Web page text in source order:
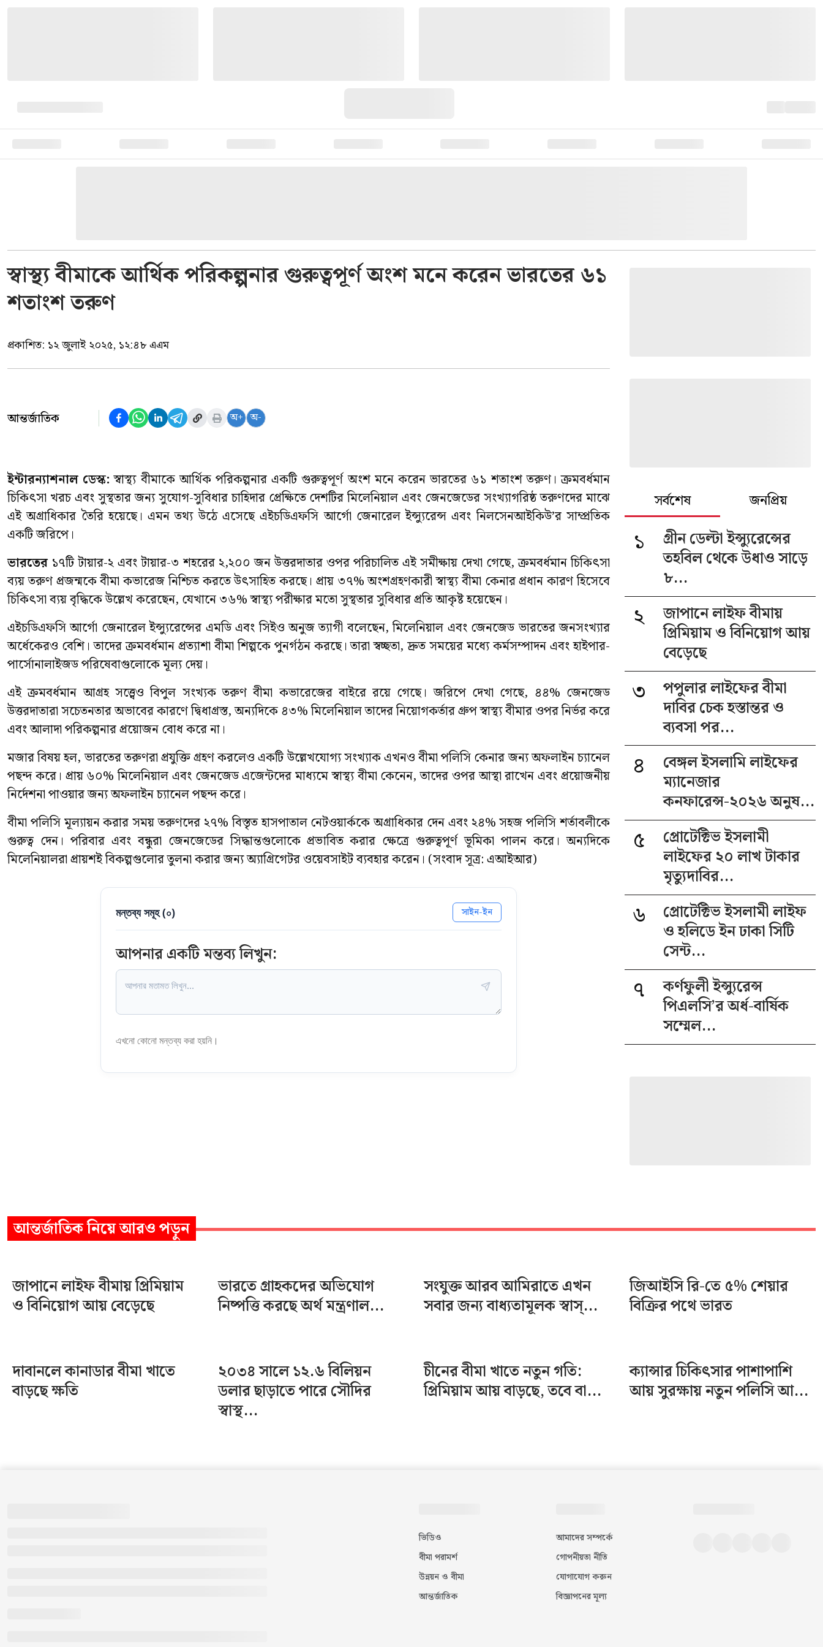
স্বাস্থ্য বীমাকে আর্থিক পরিকল্পনার গুরুত্বপূর্ণ অংশ মনে করেন ভারতের ৬১
শতাংশ তরুণ
প্রকাশিত: ১২ জুলাই ২০২৫, ১২:৪৮ এএম
আন্তর্জাতিক অ+ অ-
ইন্টারন্যাশনাল ডেস্ক:স্বাস্থ্য বীমাকে আর্থিক পরিকল্পনার একটি গুরুত্বপূর্ণ অংশ মনে করেন ভারতের ৬১ শতাংশ তরুণ। ক্রমবর্ধমান
চিকিৎসা খরচ এবং সুস্থতার জন্য সুযোগ-সুবিধার চাহিদার প্রেক্ষিতে দেশটির মিলেনিয়াল এবং জেনজেডের সংখ্যাগরিষ্ঠ তরুণদের মাঝে
এই অগ্রাধিকার তৈরি হয়েছে। এমন তথ্য উঠে এসেছে এইচডিএফসি আর্গো জেনারেল ইন্স্যুরেন্স এবং নিলসেনআইকিউ’র সাম্প্রতিক
একটি জরিপে।
ভারতের ১৭টি টায়ার-২ এবং টায়ার-৩ শহরের ২,২০০ জন উত্তরদাতার ওপর পরিচালিত এই সমীক্ষায় দেখা গেছে, ক্রমবর্ধমান চিকিৎসা
ব্যয় তরুণ প্রজন্মকে বীমা কভারেজ নিশ্চিত করতে উৎসাহিত করছে। প্রায় ৩৭% অংশগ্রহণকারী স্বাস্থ্য বীমা কেনার প্রধান কারণ হিসেবে
চিকিৎসা ব্যয় বৃদ্ধিকে উল্লেখ করেছেন, যেখানে ৩৬% স্বাস্থ্য পরীক্ষার মতো সুস্থতার সুবিধার প্রতি আকৃষ্ট হয়েছেন।
এইচডিএফসি আর্গো জেনারেল ইন্স্যুরেন্সের এমডি এবং সিইও অনুজ ত্যাগী বলেছেন, মিলেনিয়াল এবং জেনজেড ভারতের জনসংখ্যার
অর্ধেকেরও বেশি। তাদের ক্রমবর্ধমান প্রত্যাশা বীমা শিল্পকে পুনর্গঠন করছে। তারা স্বচ্ছতা, দ্রুত সময়ের মধ্যে কর্মসম্পাদন এবং হাইপার-
পার্সোনালাইজড পরিষেবাগুলোকে মূল্য দেয়।
এই ক্রমবর্ধমান আগ্রহ সত্ত্বেও বিপুল সংখ্যক তরুণ বীমা কভারেজের বাইরে রয়ে গেছে। জরিপে দেখা গেছে, ৪৪% জেনজেড
উত্তরদাতারা সচেতনতার অভাবের কারণে দ্বিধাগ্রস্ত, অন্যদিকে ৪৩% মিলেনিয়াল তাদের নিয়োগকর্তার গ্রুপ স্বাস্থ্য বীমার ওপর নির্ভর করে
এবং আলাদা পরিকল্পনার প্রয়োজন বোধ করে না।
মজার বিষয় হল, ভারতের তরুণরা প্রযুক্তি গ্রহণ করলেও একটি উল্লেখযোগ্য সংখ্যাক এখনও বীমা পলিসি কেনার জন্য অফলাইন চ্যানেল
পছন্দ করে। প্রায় ৬০% মিলেনিয়াল এবং জেনজেড এজেন্টদের মাধ্যমে স্বাস্থ্য বীমা কেনেন, তাদের ওপর আস্থা রাখেন এবং প্রয়োজনীয়
নির্দেশনা পাওয়ার জন্য অফলাইন চ্যানেল পছন্দ করে।
বীমা পলিসি মূল্যায়ন করার সময় তরুণদের ২৭% বিস্তৃত হাসপাতাল নেটওয়ার্ককে অগ্রাধিকার দেন এবং ২৪% সহজ পলিসি শর্তাবলীকে
গুরুত্ব দেন। পরিবার এবং বন্ধুরা জেনজেডের সিদ্ধান্তগুলোকে প্রভাবিত করার ক্ষেত্রে গুরুত্বপূর্ণ ভূমিকা পালন করে। অন্যদিকে
মিলেনিয়ালরা প্রায়শই বিকল্পগুলোর তুলনা করার জন্য অ্যাগ্রিগেটর ওয়েবসাইট ব্যবহার করেন। (সংবাদ সূত্র: এআইআর)
মন্তব্য সমূহ (০) সাইন-ইন
আপনার একটি মন্তব্য লিখুন:
এখনো কোনো মন্তব্য করা হয়নি।
সর্বশেষ জনপ্রিয়
১
গ্রীন ডেল্টা ইন্স্যুরেন্সের
তহবিল থেকে উধাও সাড়ে
৮...
২
জাপানে লাইফ বীমায়
প্রিমিয়াম ও বিনিয়োগ আয়
বেড়েছে
৩
পপুলার লাইফের বীমা
দাবির চেক হস্তান্তর ও
ব্যবসা পর...
৪
বেঙ্গল ইসলামি লাইফের
ম্যানেজার
কনফারেন্স-২০২৬ অনুষ...
৫
প্রোটেক্টিভ ইসলামী
লাইফের ২০ লাখ টাকার
মৃত্যুদাবির...
৬
প্রোটেক্টিভ ইসলামী লাইফ
ও হলিডে ইন ঢাকা সিটি
সেন্ট...
৭
কর্ণফুলী ইন্স্যুরেন্স
পিএলসি’র অর্ধ-বার্ষিক
সম্মেল...
আন্তর্জাতিকনিয়ে আরও পড়ুন
জাপানে লাইফ বীমায় প্রিমিয়াম
ও বিনিয়োগ আয় বেড়েছে
ভারতে গ্রাহকদের অভিযোগ
নিষ্পত্তি করছে অর্থ মন্ত্রণাল...
সংযুক্ত আরব আমিরাতে এখন
সবার জন্য বাধ্যতামূলক স্বাস্...
জিআইসি রি-তে ৫% শেয়ার
বিক্রির পথে ভারত
দাবানলে কানাডার বীমা খাতে
বাড়ছে ক্ষতি
২০৩৪ সালে ১২.৬ বিলিয়ন
ডলার ছাড়াতে পারে সৌদির
স্বাস্থ...
চীনের বীমা খাতে নতুন গতি:
প্রিমিয়াম আয় বাড়ছে, তবে বা...
ক্যান্সার চিকিৎসার পাশাপাশি
আয় সুরক্ষায় নতুন পলিসি আ...
ভিডিও
বীমা পরামর্শ
উন্নয়ন ও বীমা
আন্তর্জাতিক
আমাদের সম্পর্কে
গোপনীয়তা নীতি
যোগাযোগ করুন
বিজ্ঞাপনের মূল্য